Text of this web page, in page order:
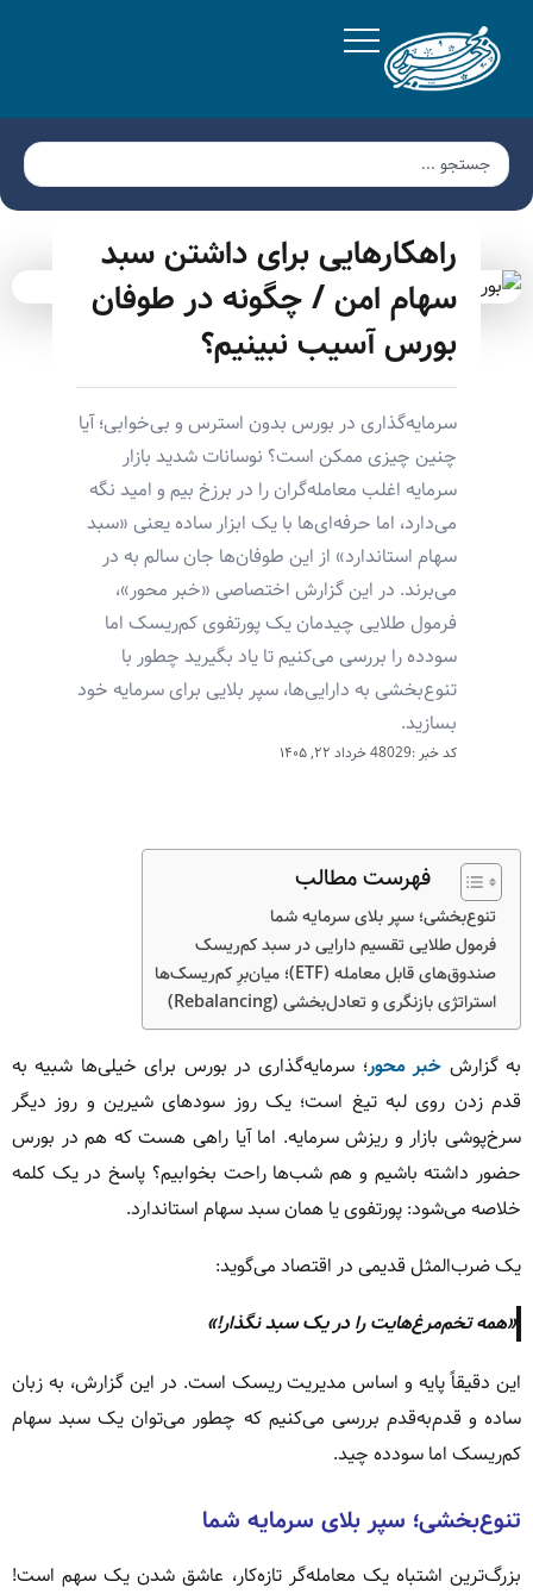
راهکارهایی برای داشتن سبد
سهام امن / چگونه در طوفان
بورس آسیب نبینیم؟
سرمایه‌گذاری در بورس بدون استرس و بی‌خوابی؛ آیا
چنین چیزی ممکن است؟ نوسانات شدید بازار
سرمایه اغلب معامله‌گران را در برزخ بیم و امید نگه
می‌دارد، اما حرفه‌ای‌ها با یک ابزار ساده یعنی «سبد
سهام استاندارد» از این طوفان‌ها جان سالم به در
می‌برند. در این گزارش اختصاصی «خبر محور»،
فرمول طلایی چیدمان یک پورتفوی کم‌ریسک اما
سودده را بررسی می‌کنیم تا یاد بگیرید چطور با
تنوع‌بخشی به دارایی‌ها، سپر بلایی برای سرمایه خود
بسازید.
کد خبر :48029 خرداد ۲۲, ۱۴۰۵
فهرست مطالب
تنوع‌بخشی؛ سپر بلای سرمایه شما
فرمول طلایی تقسیم دارایی در سبد کم‌ریسک
صندوق‌های قابل معامله (ETF)؛ میان‌برِ کم‌ریسک‌ها
استراتژی بازنگری و تعادل‌بخشی (Rebalancing)
به گزارش خبر محور؛ سرمایه‌گذاری در بورس برای خیلی‌ها شبیه به
قدم زدن روی لبه تیغ است؛ یک روز سودهای شیرین و روز دیگر
سرخ‌پوشی بازار و ریزش سرمایه. اما آیا راهی هست که هم در بورس
حضور داشته باشیم و هم شب‌ها راحت بخوابیم؟ پاسخ در یک کلمه
خلاصه می‌شود: پورتفوی یا همان سبد سهام استاندارد.
یک ضرب‌المثل قدیمی در اقتصاد می‌گوید:
«همه تخم‌مرغ‌هایت را در یک سبد نگذار!»
این دقیقاً پایه و اساس مدیریت ریسک است. در این گزارش، به زبان
ساده و قدم‌به‌قدم بررسی می‌کنیم که چطور می‌توان یک سبد سهام
کم‌ریسک اما سودده چید.
تنوع‌بخشی؛ سپر بلای سرمایه شما
بزرگ‌ترین اشتباه یک معامله‌گر تازه‌کار، عاشق شدن یک سهم است!